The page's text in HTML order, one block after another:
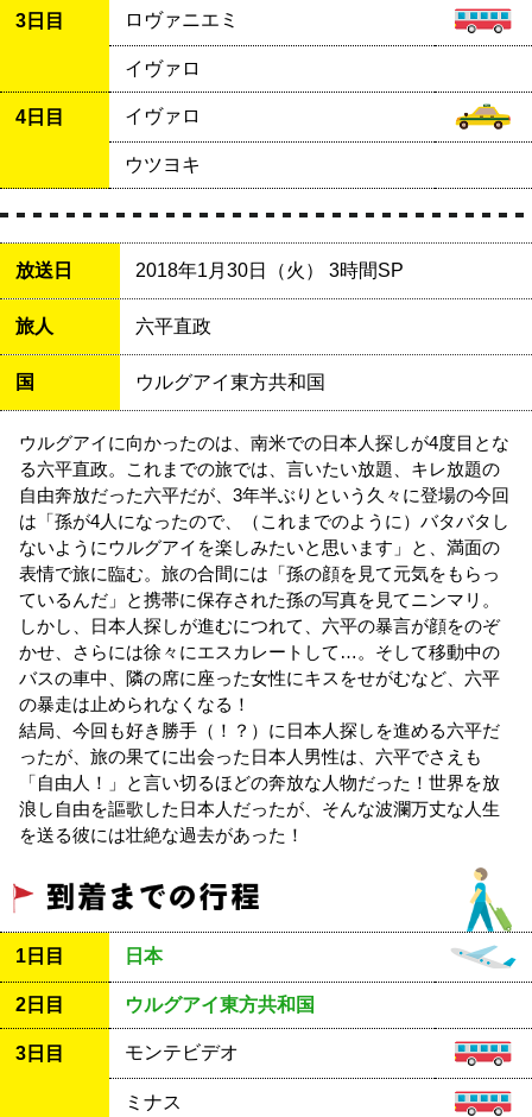
3日目 ロヴァニエミ
イヴァロ
4日目 イヴァロ
ウツヨキ
放送日 2018年1月30日（火） 3時間SP
旅人 六平直政
国 ウルグアイ東方共和国
ウルグアイに向かったのは、南米での日本人探しが4度目とな
る六平直政。これまでの旅では、言いたい放題、キレ放題の
自由奔放だった六平だが、3年半ぶりという久々に登場の今回
は「孫が4人になったので、（これまでのように）バタバタし
ないようにウルグアイを楽しみたいと思います」と、満面の
表情で旅に臨む。旅の合間には「孫の顔を見て元気をもらっ
ているんだ」と携帯に保存された孫の写真を見てニンマリ。
しかし、日本人探しが進むにつれて、六平の暴言が顔をのぞ
かせ、さらには徐々にエスカレートして…。そして移動中の
バスの車中、隣の席に座った女性にキスをせがむなど、六平
の暴走は止められなくなる！
結局、今回も好き勝手（！？）に日本人探しを進める六平だ
ったが、旅の果てに出会った日本人男性は、六平でさえも
「自由人！」と言い切るほどの奔放な人物だった！世界を放
浪し自由を謳歌した日本人だったが、そんな波瀾万丈な人生
を送る彼には壮絶な過去があった！
1日目 日本
2日目 ウルグアイ東方共和国
3日目 モンテビデオ
ミナス